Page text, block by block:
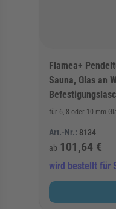
Flamea+
Sauna, Glas an
für 6, 8 oder 10 mm
Art.-Nr.: 8134
ab 101,64 €
wird bestellt für